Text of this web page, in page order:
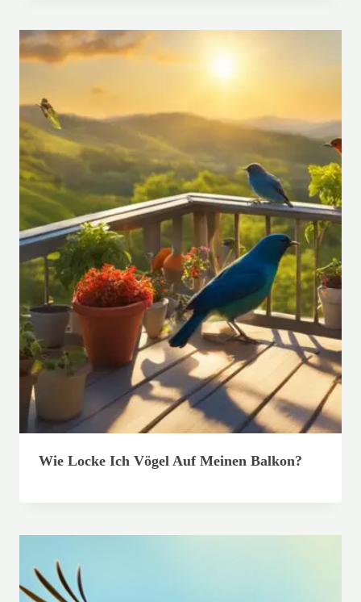
Wie Locke Ich Vögel Auf Meinen Balkon?